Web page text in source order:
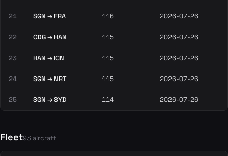
21 SGN → FRA 116 2026-07-26
22 CDG → HAN 115 2026-07-26
23 HAN → ICN 115 2026-07-26
24 SGN → NRT 115 2026-07-26
25 SGN → SYD 114 2026-07-26
Fleet93 aircraft